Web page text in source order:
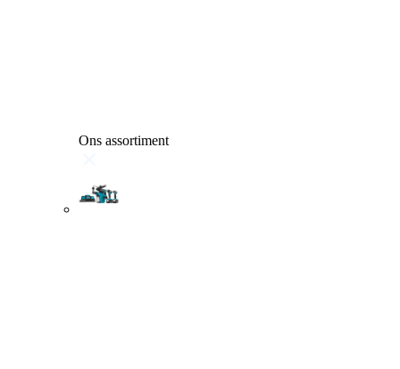
Ons assortiment